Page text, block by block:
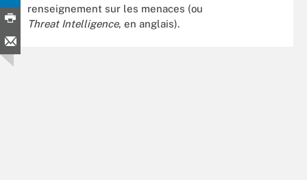
renseignement sur les menaces (ou
Threat Intelligence, en anglais).